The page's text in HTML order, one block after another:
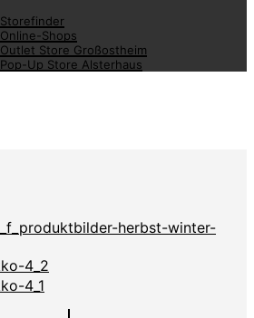
Storefinder
Online-Shops
Outlet Store Großostheim
Pop-Up Store Alsterhaus